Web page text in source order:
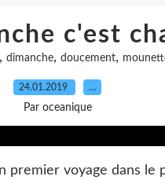
c'est
dimanche, doucement,
24.01.2019 …
Par oceanique
premier voyage dans